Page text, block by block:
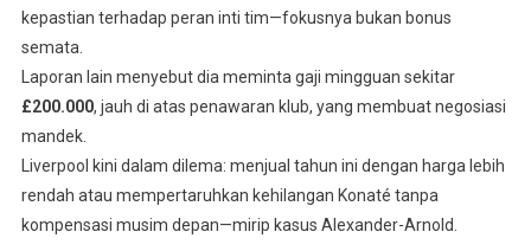
kepastian terhadap peran inti tim—fokusnya bukan bonus
semata.
Laporan lain menyebut dia meminta gaji mingguan sekitar
£200.000, jauh di atas penawaran klub, yang membuat negosiasi
mandek.
Liverpool kini dalam dilema: menjual tahun ini dengan harga lebih
rendah atau mempertaruhkan kehilangan Konaté tanpa
kompensasi musim depan—mirip kasus Alexander-Arnold.